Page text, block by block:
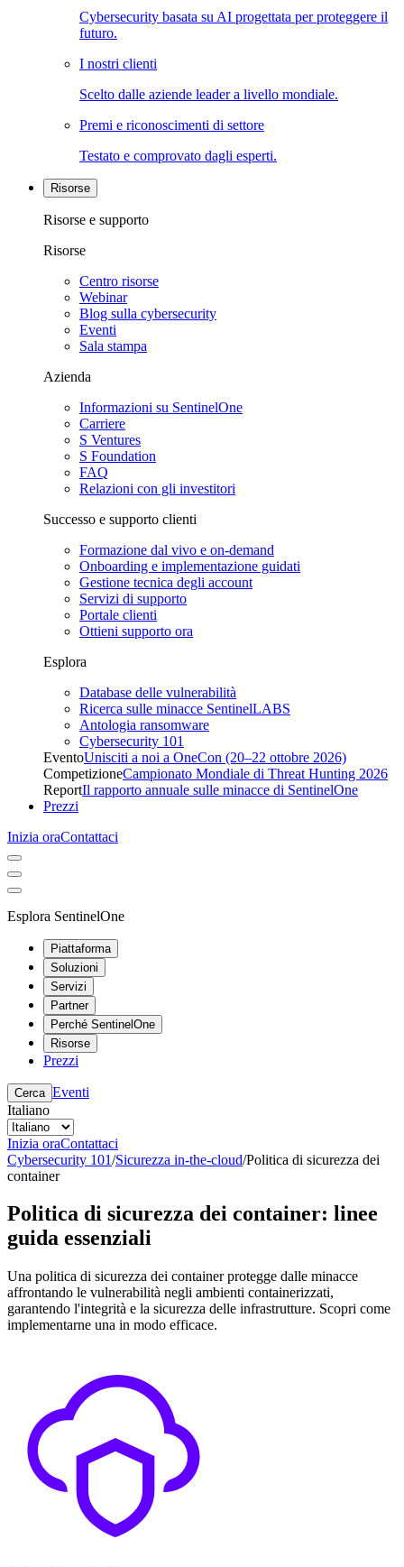
Cybersecurity basata su AI progettata per proteggere il
futuro.
I nostri clienti
Scelto dalle aziende leader a livello mondiale.
Premi e riconoscimenti di settore
Testato e comprovato dagli esperti.
Risorse
Risorse e supporto
Risorse
Centro risorse
Webinar
Blog sulla cybersecurity
Eventi
Sala stampa
Azienda
Informazioni su SentinelOne
Carriere
S Ventures
S Foundation
FAQ
Relazioni con gli investitori
Successo e supporto clienti
Formazione dal vivo e on-demand
Onboarding e implementazione guidati
Gestione tecnica degli account
Servizi di supporto
Portale clienti
Ottieni supporto ora
Esplora
Database delle vulnerabilità
Ricerca sulle minacce SentinelLABS
Antologia ransomware
Cybersecurity 101
EventoUnisciti a noi a OneCon (20–22 ottobre 2026)
CompetizioneCampionato Mondiale di Threat Hunting 2026
ReportIl rapporto annuale sulle minacce di SentinelOne
Prezzi
Inizia oraContattaci
Esplora SentinelOne
Piattaforma
Soluzioni
Servizi
Partner
Perché SentinelOne
Risorse
Prezzi
Cerca Eventi
Italiano
Inizia oraContattaci
Cybersecurity 101/Sicurezza in-the-cloud/Politica di sicurezza dei
container
Politica di sicurezza dei container: linee
guida essenziali
Una politica di sicurezza dei container protegge dalle minacce
affrontando le vulnerabilità negli ambienti containerizzati,
garantendo l'integrità e la sicurezza delle infrastrutture. Scopri come
implementarne una in modo efficace.